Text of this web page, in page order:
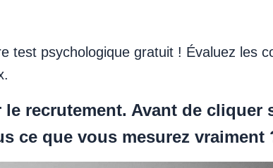
test psychologique gratuit ! Évaluez les
recrutement. Avant de cliquer
ce que vous mesurez vraiment